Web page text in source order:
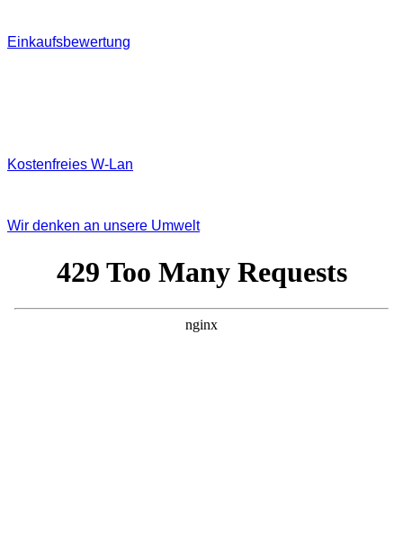
Einkaufsbewertung
Kostenfreies W‐Lan
Wir denken an unsere Umwelt